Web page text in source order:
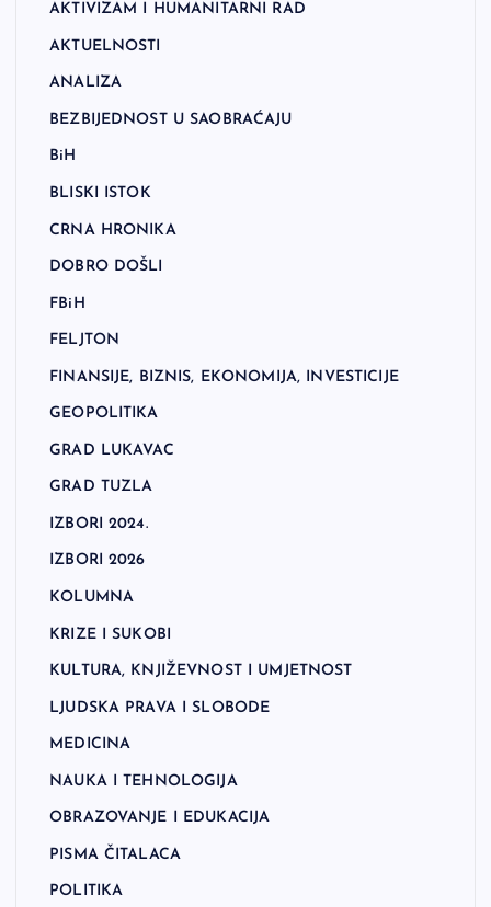
AKTIVIZAM I HUMANITARNI RAD
AKTUELNOSTI
ANALIZA
BEZBIJEDNOST U SAOBRAĆAJU
BiH
BLISKI ISTOK
CRNA HRONIKA
DOBRO DOŠLI
FBiH
FELJTON
FINANSIJE, BIZNIS, EKONOMIJA, INVESTICIJE
GEOPOLITIKA
GRAD LUKAVAC
GRAD TUZLA
IZBORI 2024.
IZBORI 2026
KOLUMNA
KRIZE I SUKOBI
KULTURA, KNJIŽEVNOST I UMJETNOST
LJUDSKA PRAVA I SLOBODE
MEDICINA
NAUKA I TEHNOLOGIJA
OBRAZOVANJE I EDUKACIJA
PISMA ČITALACA
POLITIKA